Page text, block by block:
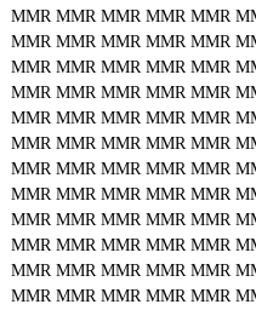
MMR MMR MMR MMR MMR
MMR MMR MMR MMR MMR
MMR MMR MMR MMR MMR
MMR MMR MMR MMR MMR
MMR MMR MMR MMR MMR
MMR MMR MMR MMR MMR
MMR MMR MMR MMR MMR
MMR MMR MMR MMR MMR
MMR MMR MMR MMR MMR
MMR MMR MMR MMR MMR
MMR MMR MMR MMR MMR
MMR MMR MMR MMR MMR